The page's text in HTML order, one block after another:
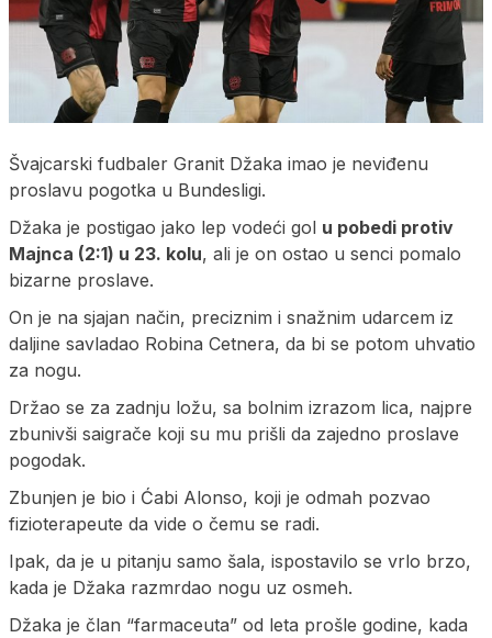
Švajcarski fudbaler Granit Džaka imao je neviđenu
proslavu pogotka u Bundesligi.
Džaka je postigao jako lep vodeći gol u pobedi protiv
Majnca (2:1) u 23. kolu, ali je on ostao u senci pomalo
bizarne proslave.
On je na sjajan način, preciznim i snažnim udarcem iz
daljine savladao Robina Cetnera, da bi se potom uhvatio
za nogu.
Držao se za zadnju ložu, sa bolnim izrazom lica, najpre
zbunivši saigrače koji su mu prišli da zajedno proslave
pogodak.
Zbunjen je bio i Ćabi Alonso, koji je odmah pozvao
fizioterapeute da vide o čemu se radi.
Ipak, da je u pitanju samo šala, ispostavilo se vrlo brzo,
kada je Džaka razmrdao nogu uz osmeh.
Džaka je član “farmaceuta” od leta prošle godine, kada